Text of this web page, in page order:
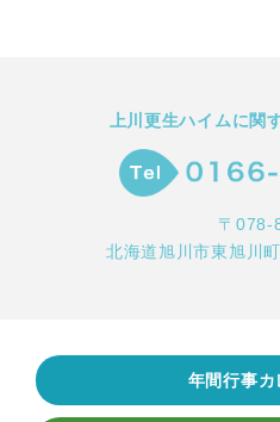
上川更生ハイムに関
〒078-
北海道旭川市東旭川
年間行事カ